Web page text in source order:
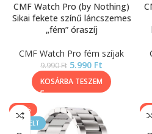
CMF Watch Pro (by Nothing)
Sikai fekete színű láncszemes
„fém” óraszíj
CMF Watch Pro fém szíjak
9.990Ft 5.990 Ft
KOSÁRBA TESZEM
-40%
KIEMELT